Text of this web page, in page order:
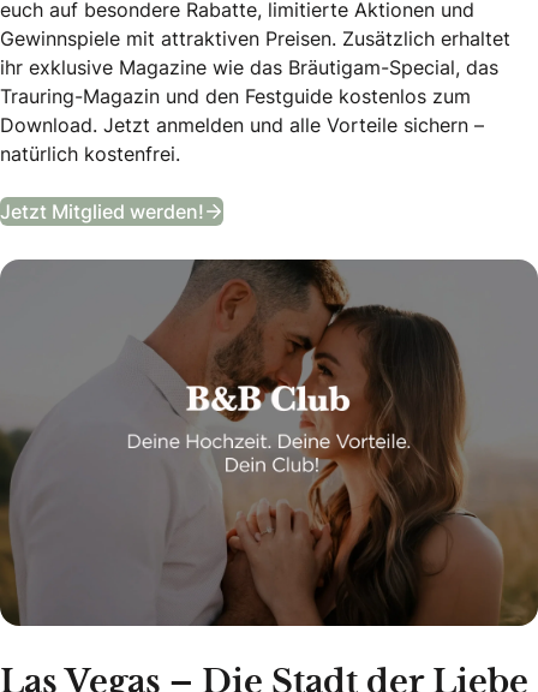
euch auf besondere Rabatte, limitierte Aktionen und
Gewinnspiele mit attraktiven Preisen. Zusätzlich erhaltet
ihr exklusive Magazine wie das Bräutigam-Special, das
Trauring-Magazin und den Festguide kostenlos zum
Download. Jetzt anmelden und alle Vorteile sichern –
natürlich kostenfrei.
Jetzt Mitglied werden! B&B Club
Las Vegas – Die Stadt der Liebe